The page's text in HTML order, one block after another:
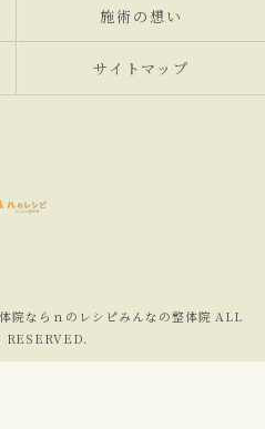
施術の想い
サイトマップ
院ならｎのレシピみんなの整体院 ALL
RESERVED.